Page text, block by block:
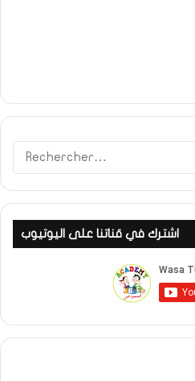
اشترك في قناتنا على اليوتيوب